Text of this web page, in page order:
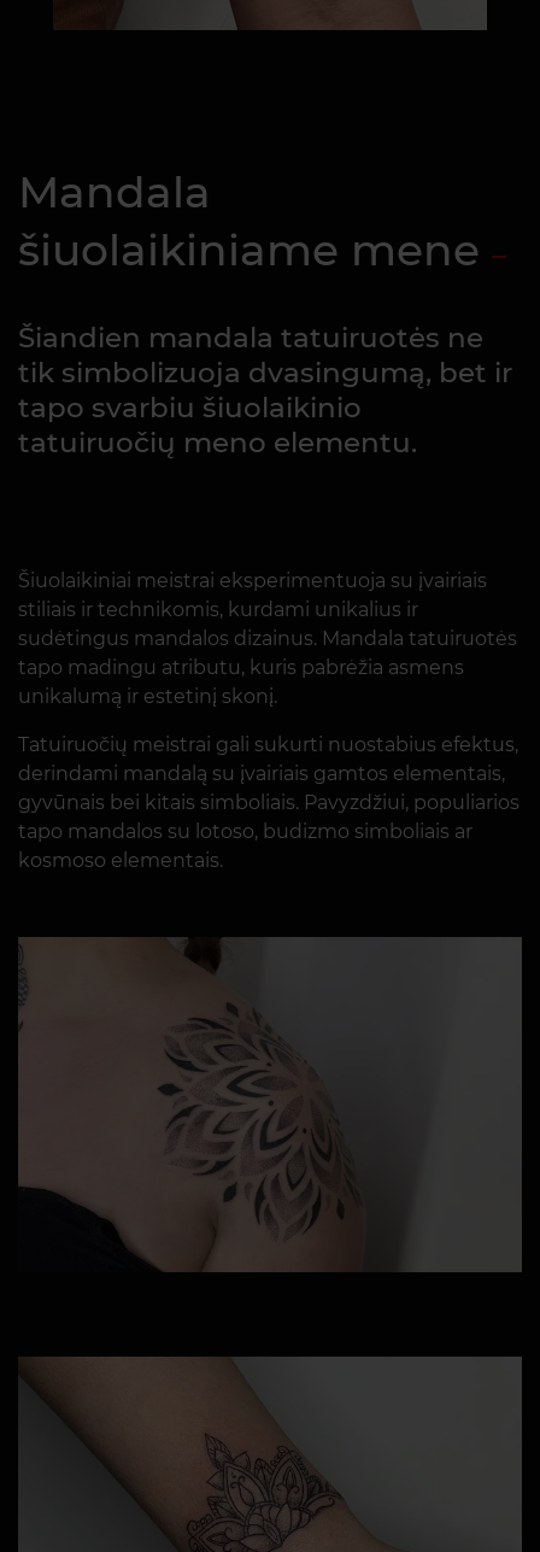
Mandala
šiuolaikiniame mene
Šiandien mandala tatuiruotės ne
tik simbolizuoja dvasingumą, bet ir
tapo svarbiu šiuolaikinio
tatuiruočių meno elementu.
Šiuolaikiniai meistrai eksperimentuoja su įvairiais
stiliais ir technikomis, kurdami unikalius ir
sudėtingus mandalos dizainus. Mandala tatuiruotės
tapo madingu atributu, kuris pabrėžia asmens
unikalumą ir estetinį skonį.
Tatuiruočių meistrai gali sukurti nuostabius efektus,
derindami mandalą su įvairiais gamtos elementais,
gyvūnais bei kitais simboliais. Pavyzdžiui, populiarios
tapo mandalos su lotoso, budizmo simboliais ar
kosmoso elementais.